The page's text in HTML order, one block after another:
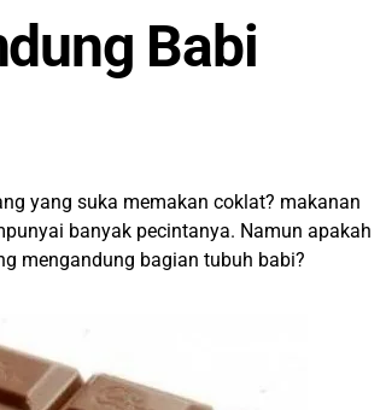
Babi
yang suka memakan coklat? makanan
banyak pecintanya. Namun apakah
mengandung bagian tubuh babi?